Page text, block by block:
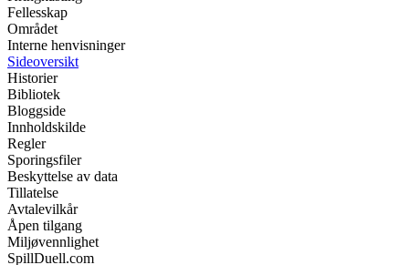
Fellesskap
Området
Interne henvisninger
Sideoversikt
Historier
Bibliotek
Bloggside
Innholdskilde
Regler
Sporingsfiler
Beskyttelse av data
Tillatelse
Avtalevilkår
Åpen tilgang
Miljøvennlighet
SpillDuell.com